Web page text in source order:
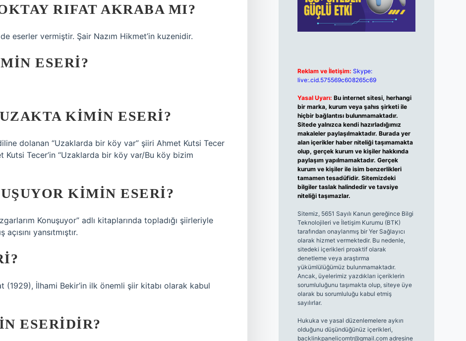
RIFAT AKRABA MI?
eserler vermiştir. Şair Nazım Hikmet’in kuzenidir.
ESERI?
KIMIN ESERI?
dolanan “Uzaklarda bir köy var” şiiri Ahmet Kutsi Tecer
Kutsi Tecer’in “Uzaklarda bir köy var/Bu köy bizim
KIMIN ESERI?
Konuşuyor” adlı kitaplarında topladığı şiirleriyle
yansıtmıştır.
İlhami Bekir’in ilk önemli şiir kitabı olarak kabul
ESERIDIR?
Reklam ve İletişim: Skype:
live:.cid.575569c608265c69
Yasal Uyarı: Bu internet sitesi, herhangi
bir marka, kurum veya şahıs şirketi ile
hiçbir bağlantısı bulunmamaktadır.
Sitede yalnızca kendi hazırladığımız
makaleler paylaşılmaktadır. Burada yer
alan içerikler haber niteliği taşımamakta
olup, gerçek kurum ve kişiler hakkında
paylaşım yapılmamaktadır. Gerçek
kurum ve kişiler ile isim benzerlikleri
tamamen tesadüfidir. Sitemizdeki
bilgiler taslak halindedir ve tavsiye
niteliği taşımazlar.
Sitemiz, 5651 Sayılı Kanun gereğince Bilgi
Teknolojileri ve İletişim Kurumu (BTK)
tarafından onaylanmış bir Yer Sağlayıcı
olarak hizmet vermektedir. Bu nedenle,
sitedeki içerikleri proaktif olarak
denetleme veya araştırma
yükümlülüğümüz bulunmamaktadır.
Ancak, üyelerimiz yazdıkları içeriklerin
sorumluluğunu taşımakta olup, siteye üye
olarak bu sorumluluğu kabul etmiş
sayılırlar.
Hukuka ve yasal düzenlemelere aykırı
olduğunu düşündüğünüz içerikleri,
backlinkpanelicomtr@gmail.comadresine